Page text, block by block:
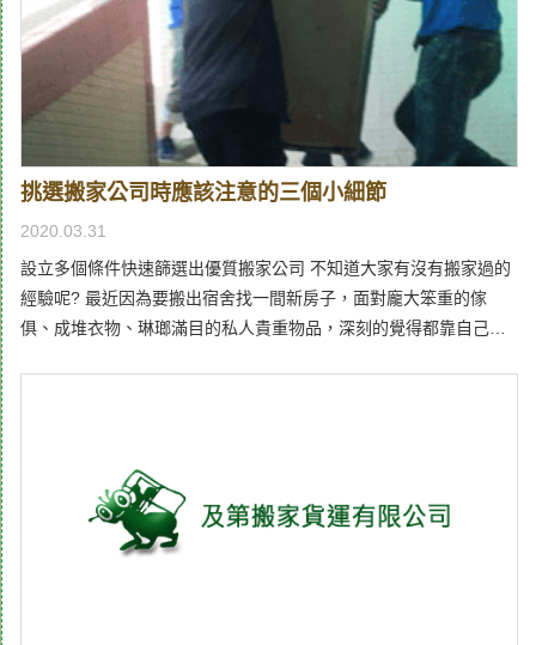
價方式也相當公道，絕對是您能信賴的優質單位。到府估算最透明
的搬家價格，給台中鄉親最公道的價格市場上許多有形商品都會有
一定的標價，雖然也會有高低的波動差異，但一般來說不會差異過
大，但是以搬運服務為主的無形商品，不同台中搬家公司，給出的
服務價格卻可能有很大的差異。另外，更可能會有不肖的業者，在
搬運前提供一個價格，當到了現場扣押貨品坐地起價，讓消費者得
到奇差無比的體驗。因此為了最大限度地消除疑慮，及第針對搬家
費用部分，不管您在大台中地區的任何地方，只要一通電話，就會
到府實地估價，在了解貨物量、運送距離、特殊服務等多種層面的
了解後，就會與您簽約訂定價格，不僅能夠保障最為公道的價格，
更保證簽約後不會隨意加價，藉此維護顧客的權益。不同需求服務
和需求的不一樣，學生或單身社會人士，與一整個家庭，甚至是一
的服務內容，就是一個不合格的表現。為此及第台中搬家能夠提供
多樣化的方案，如果是個人或單身人士，我們可以提供小型的貨
車，或者可以考慮回頭車、自助搬家的方式。而針對大型的搬運，
也有15噸的卡車可以協助，針對透天厝更可以使用吊車加吊籃的方
挑選搬家公司時應該注意的三個小細節
2020.03.31
設立多個條件快速篩選出優質搬家公司 不知道大家有沒有搬家過的
經驗呢? 最近因為要搬出宿舍找一間新房子，面對龐大笨重的傢
俱、成堆衣物、琳瑯滿目的私人貴重物品，深刻的覺得都靠自己一
第搬家公司，他們擁有大台貨車能夠一次滿足大件傢俱的快速搬
運，司機大哥也非常的細心，運用推車轉過容易被碰撞的角落，必
要時也會以人力輕輕抬起避免傢俱或建築裝潢的損壞。全程非常的